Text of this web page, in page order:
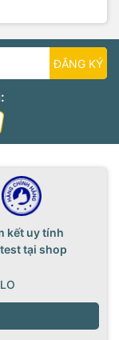
ĐĂNG KÝ
kết uy tính
tại shop